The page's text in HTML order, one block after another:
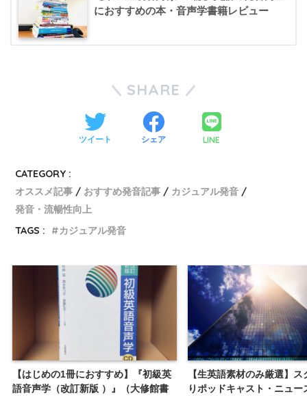
におすすめの本・音声学書籍レビュー
SHARE
ツイート シェア LINE
CATEGORY :
オススメ記事
おすすめ発音記事
カジュアル発音
発音・流暢性向上
TAGS :
カジュアル発音
【はじめの1冊におすすめ】『初級英
語音声学（改訂新版 ）』（大修館書
【生英語素材のみ厳選】
りポッドキャスト・ニュー